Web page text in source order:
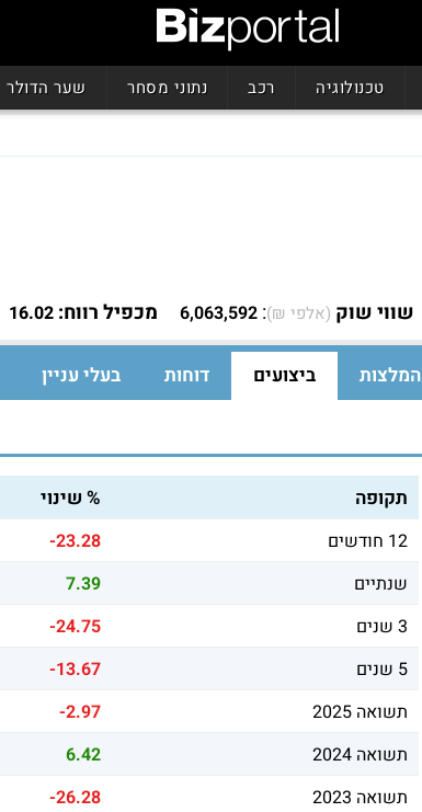
טכנולוגיה רכב נתוני מסחר שער הדולר
שווי שוק (אלפי ₪):
6,063,592 מכפיל רווח: 16.02
המלצות ביצועים דוחות בעלי עניין
תקופה % שינוי
12 חודשים
-23.28
שנתיים
7.39
3 שנים
-24.75
5 שנים
-13.67
תשואה 2025
-2.97
תשואה 2024
6.42
תשואה 2023
-26.28